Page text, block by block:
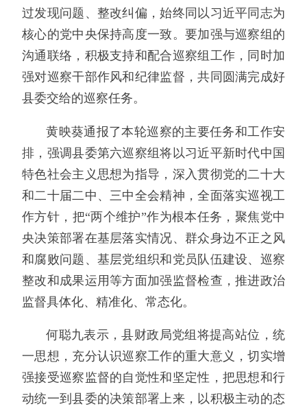
过发现问题、整改纠偏，始终同以习近平同志为
核心的党中央保持高度一致。要加强与巡察组的
沟通联络，积极支持和配合巡察组工作，同时加
强对巡察干部作风和纪律监督，共同圆满完成好
县委交给的巡察任务。
黄映葵通报了本轮巡察的主要任务和工作安
排，强调县委第六巡察组将以习近平新时代中国
特色社会主义思想为指导，深入贯彻党的二十大
和二十届二中、三中全会精神，全面落实巡视工
作方针，把“两个维护”作为根本任务，聚焦党中
央决策部署在基层落实情况、群众身边不正之风
和腐败问题、基层党组织和党员队伍建设、巡察
整改和成果运用等方面加强监督检查，推进政治
监督具体化、精准化、常态化。
何聪九表示，县财政局党组将提高站位，统
一思想，充分认识巡察工作的重大意义，切实增
强接受巡察监督的自觉性和坚定性，把思想和行
动统一到县委的决策部署上来，以积极主动的态